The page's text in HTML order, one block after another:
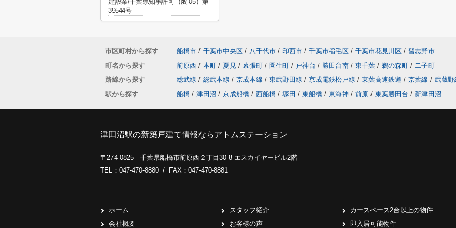
39544号
市区町村から探す 船橋市 / 千葉市中央区 / 八千代市 / 印西市 / 千葉市稲毛区 / 千葉市花見川区 / 習志野市
町名から探す
前原西 / 本町 / 夏見 / 幕張町 / 園生町 / 戸神台 / 勝田台南 / 東千葉 / 鵜の森町 / 二子町
路線から探す
総武線 / 総武本線 / 京成本線 / 東武野田線 / 京成電鉄松戸線 / 東葉高速鉄道 / 京葉線 / 武蔵野
駅から探す
船橋 / 津田沼 / 京成船橋 / 西船橋 / 塚田 / 東船橋 / 東海神 / 前原 / 東葉勝田台 / 新津田沼
津田沼駅の新築戸建て情報ならアトムステーション
〒274-0825 千葉県船橋市前原西２丁目30-8 エスカイヤービル2階
TEL：047-470-8880 / FAX：047-470-8881
ホーム
会社概要
スタッフ紹介
お客様の声
カースペース2台以上の物件
即入居可能物件